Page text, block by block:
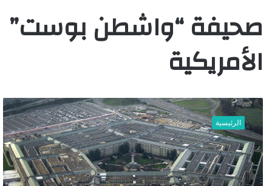
صحيفة “واشطن بوست”
الأمريكية
ل
أ
و
ل
م
ر
ة
الرئيسية